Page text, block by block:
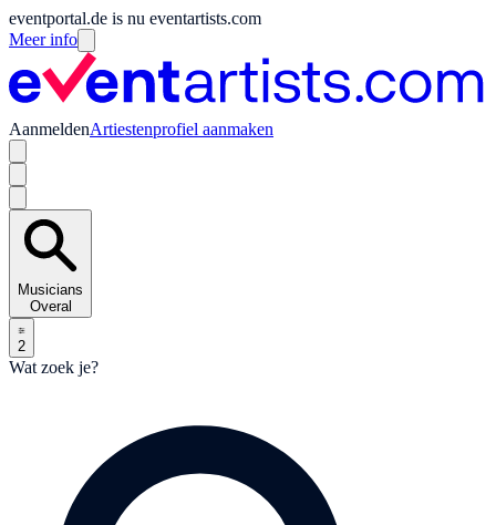
eventportal.de is nu eventartists.com
Meer info
AanmeldenArtiestenprofiel aanmaken
Musicians
Overal
2
Wat zoek je?